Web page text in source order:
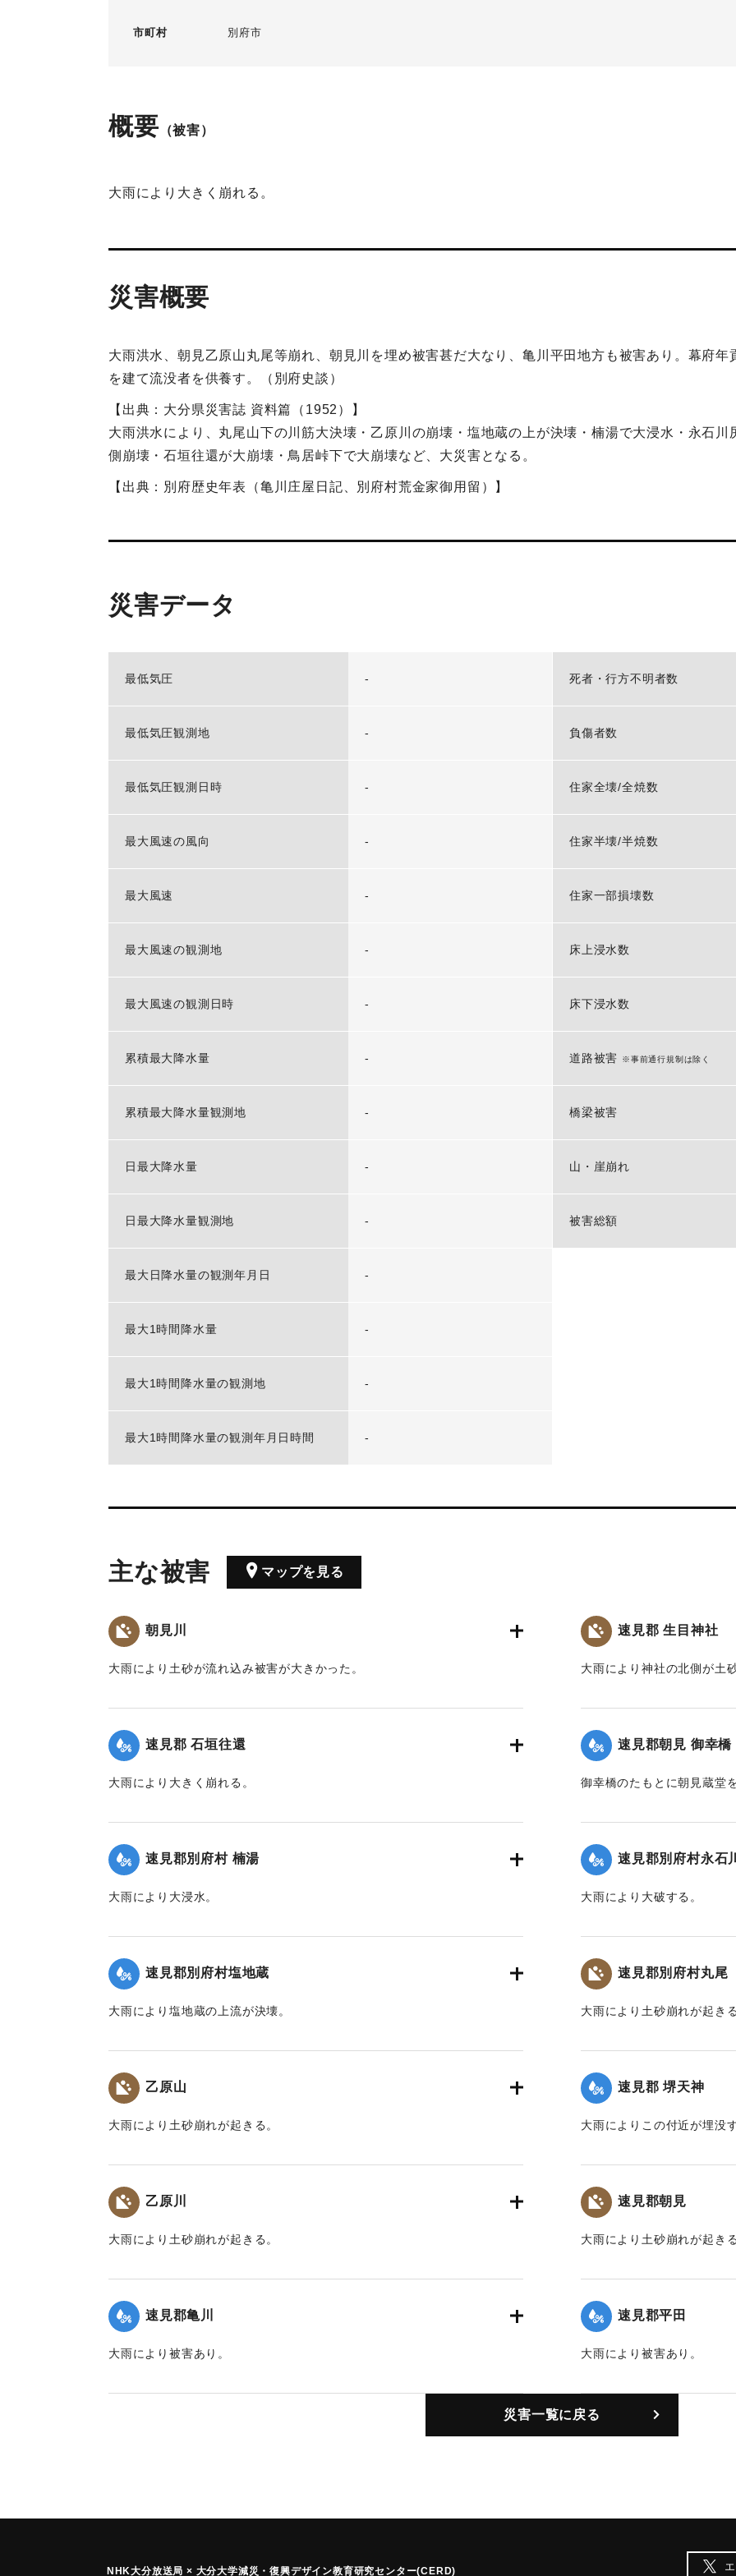
市町村 別府市
概要 （被害）
大雨により大きく崩れる。
災害概要
大雨洪水、朝見乙原山丸尾等崩れ、朝見川を埋め被害甚だ大なり、亀川平田地方も被害あり。幕府
を建て流没者を供養す。（別府史談）
【出典：大分県災害誌 資料篇（1952）】
大雨洪水により、丸尾山下の川筋大決壊・乙原川の崩壊・塩地蔵の上が決壊・楠湯で大浸水・永石
側崩壊・石垣往還が大崩壊・鳥居峠下で大崩壊など、大災害となる。
【出典：別府歴史年表（亀川庄屋日記、別府村荒金家御用留）】
災害データ
最低気圧 -
最低気圧観測地 -
最低気圧観測日時 -
最大風速の風向 -
最大風速 -
最大風速の観測地 -
最大風速の観測日時 -
累積最大降水量 -
累積最大降水量観測地 -
日最大降水量 -
日最大降水量観測地 -
最大日降水量の観測年月日 -
最大1時間降水量 -
最大1時間降水量の観測地 -
最大1時間降水量の観測年月日時間 -
死者・行方不明者数
負傷者数
住家全壊/全焼数
住家半壊/半焼数
住家一部損壊数
床上浸水数
床下浸水数
道路被害 ※事前通行規制は除く
橋梁被害
山・崖崩れ
被害総額
主な被害 マップを見る
朝見川
大雨により土砂が流れ込み被害が大きかった。
｜固有コード:00201015
速見郡 生目神社
大雨により神社の北側が土
｜固有コード:00201010
速見郡 石垣往還
大雨により大きく崩れる。
｜固有コード:00201011
速見郡朝見 御幸橋
御幸橋のたもとに朝見蔵堂
｜固有コード:00201012
速見郡別府村 楠湯
大雨により大浸水。
｜固有コード:00201013
速見郡別府村永石
大雨により大破する。
｜固有コード:00201005
速見郡別府村塩地蔵
大雨により塩地蔵の上流が決壊。
｜固有コード:00201006
速見郡別府村丸尾
大雨により土砂崩れが起きる
｜固有コード:00201007
乙原山
大雨により土砂崩れが起きる。
｜固有コード:00201008
速見郡 堺天神
大雨によりこの付近が埋没す
｜固有コード:00201009
乙原川
大雨により土砂崩れが起きる。
｜固有コード:00201001
速見郡朝見
大雨により土砂崩れが起きる
｜固有コード:00201002
速見郡亀川
大雨により被害あり。
｜固有コード:00201003
速見郡平田
大雨により被害あり。
｜固有コード:00201004
災害一覧に戻る
NHK大分放送局 × 大分大学減災 ・復興デザイン教育研究センター(CERD)